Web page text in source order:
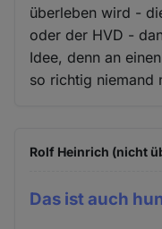
überleben wird -
oder der HVD -
Idee, denn an
so richtig niemand
Rolf Heinrich (nicht
Das ist auch